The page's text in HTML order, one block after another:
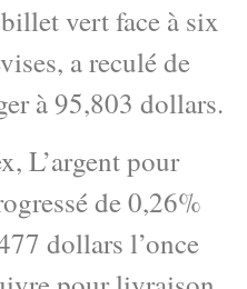
vert face à six
a reculé de
à 95,803 dollars.
L’argent pour
de 0,26%
dollars l’once